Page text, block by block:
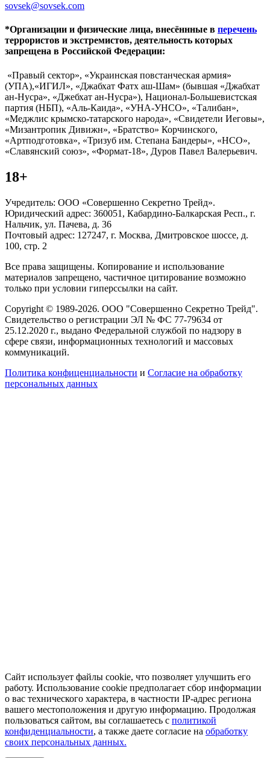
sovsek@sovsek.com
*Организации и физические лица, внесённные в перечень
террористов и экстремистов, деятельность которых
запрещена в Российской Федерации:
«Правый сектор», «Украинская повстанческая армия»
(УПА),«ИГИЛ», «Джабхат Фатх аш-Шам» (бывшая «Джабхат
ан-Нусра», «Джебхат ан-Нусра»), Национал-Большевистская
партия (НБП), «Аль-Каида», «УНА-УНСО», «Талибан»,
«Меджлис крымско-татарского народа», «Свидетели Иеговы»,
«Мизантропик Дивижн», «Братство» Корчинского,
«Артподготовка», «Тризуб им. Степана Бандеры», «НСО»,
«Славянский союз», «Формат-18», Дуров Павел Валерьевич.
18+
Учредитель: ООО «Совершенно Секретно Трейд».
Юридический адрес: 360051, Кабардино-Балкарская Респ., г.
Нальчик, ул. Пачева, д. 36
Почтовый адрес: 127247, г. Москва, Дмитровское шоссе, д.
100, стр. 2
Все права защищены. Копирование и использование
материалов запрещено, частичное цитирование возможно
только при условии гиперссылки на сайт.
Copyright © 1989-2026. ООО "Совершенно Секретно Трейд".
Свидетельство о регистрации ЭЛ № ФС 77-79634 от
25.12.2020 г., выдано Федеральной службой по надзору в
сфере связи, информационных технологий и массовых
коммуникаций.
Политика конфиценциальности и Согласие на обработку
персональных данных
Сайт использует файлы cookie, что позволяет улучшить его
работу. Использование cookie предполагает сбор информации
о вас технического характера, в частности IP-адрес региона
вашего местоположения и другую информацию. Продолжая
пользоваться сайтом, вы соглашаетесь с политикой
конфиденциальности, а также даете согласие на обработку
своих персональных данных.